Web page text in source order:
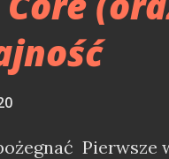
sprawił, że
się bardzo
platformie? Pod
Core 5) oraz
wykorzystałem
Pierwsze